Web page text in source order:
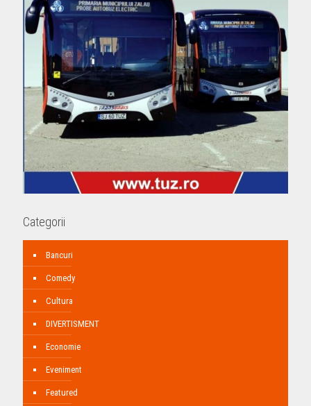
Categorii
Bancuri
Comedy
Cultura
DIVERTISMENT
Economie
Eveniment
Featured